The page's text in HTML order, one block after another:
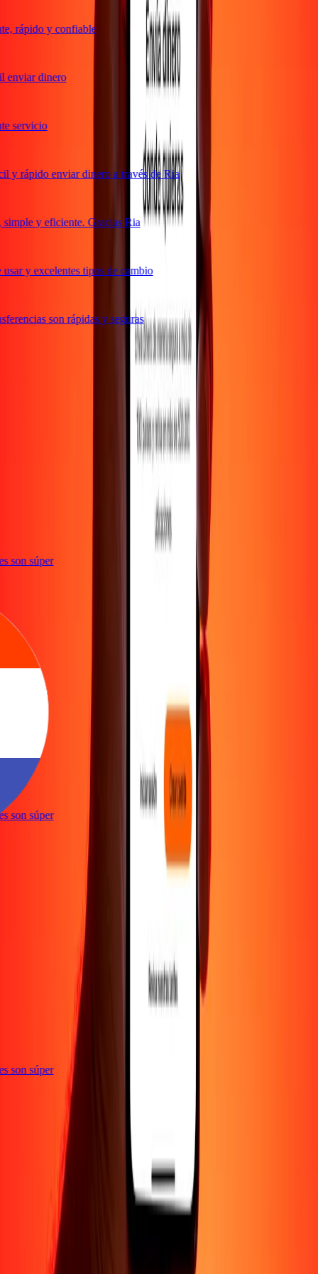
rápido y confiable
dinero
servicio
rápido enviar dinero a través de Ria
y eficiente. Gracias Ria
y excelentes tipos de cambio
son rápidas y seguras
son súper
son súper
son súper
Blog PromocionesSeguridad
Transferencia internacional de dineroCorporativo
Conviértete en promotor
Política de privacidad
Términos y
condiciones
Centro de ayuda